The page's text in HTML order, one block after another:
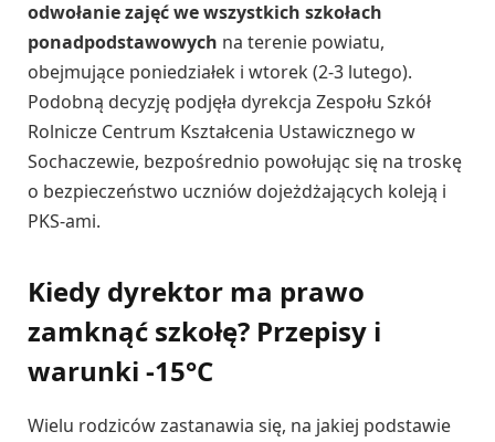
odwołanie zajęć we wszystkich szkołach
ponadpodstawowych na terenie powiatu,
obejmujące poniedziałek i wtorek (2-3 lutego).
Podobną decyzję podjęła dyrekcja Zespołu Szkół
Rolnicze Centrum Kształcenia Ustawicznego w
Sochaczewie, bezpośrednio powołując się na troskę
o bezpieczeństwo uczniów dojeżdżających koleją i
PKS-ami.
Kiedy dyrektor ma prawo
zamknąć szkołę? Przepisy i
warunki -15°C
Wielu rodziców zastanawia się, na jakiej podstawie